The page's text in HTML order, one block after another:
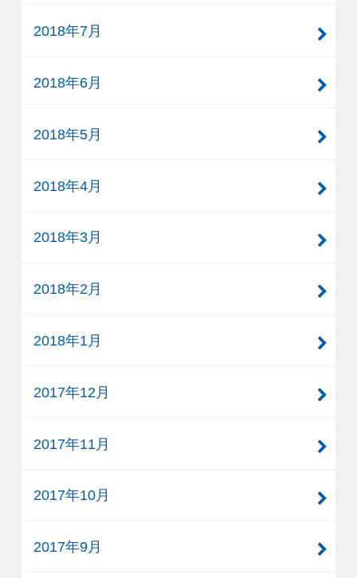
2018年7月
2018年6月
2018年5月
2018年4月
2018年3月
2018年2月
2018年1月
2017年12月
2017年11月
2017年10月
2017年9月